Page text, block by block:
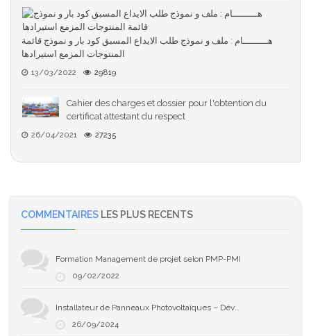
هـــــــــام : ملف و نموذج طلب الايداع المسبق كود بار و نموذج قائمة
المنتوجات المزمع استيرادها
13/03/2022 29819
Cahier des charges et dossier pour l'obtention du
certificat attestant du respect
26/04/2021 27235
COMMENTAIRES LES PLUS RECENTS
Formation Management de projet selon PMP-PMI
09/02/2022
26/09/2024